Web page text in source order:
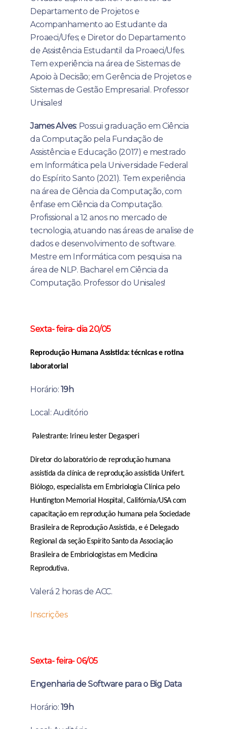
Departamento de Projetos e
Acompanhamento ao Estudante da
Proaeci/Ufes; e Diretor do Departamento
de Assistência Estudantil da Proaeci/Ufes.
Tem experiência na área de Sistemas de
Apoio à Decisão; em Gerência de Projetos e
Sistemas de Gestão Empresarial. Professor
Unisales!
James Alves: Possui graduação em Ciência
da Computação pela Fundação de
Assistência e Educação (2017) e mestrado
em Informática pela Universidade Federal
do Espírito Santo (2021). Tem experiência
na área de Ciência da Computação, com
ênfase em Ciência da Computação.
Profissional a 12 anos no mercado de
tecnologia, atuando nas áreas de analise de
dados e desenvolvimento de software.
Mestre em Informática com pesquisa na
área de NLP. Bacharel em Ciência da
Computação. Professor do Unisales!
Sexta- feira- dia 20/05
Reprodução Humana Assistida: técnicas e rotina
laboratorial
Horário: 19h
Local: Auditório
Palestrante: Irineu Iester Degasperi
Diretor do laboratório de reprodução humana
assistida da clínica de reprodução assistida Unifert.
Biólogo, especialista em Embriologia Clínica pelo
Huntington Memorial Hospital, Califórnia/USA com
capacitação em reprodução humana pela Sociedade
Brasileira de Reprodução Assistida, e é Delegado
Regional da seção Espírito Santo da Associação
Brasileira de Embriologistas em Medicina
Reprodutiva.
Valerá 2 horas de ACC.
Inscrições
Sexta- feira- 06/05
Engenharia de Software para o Big Data
Horário: 19h